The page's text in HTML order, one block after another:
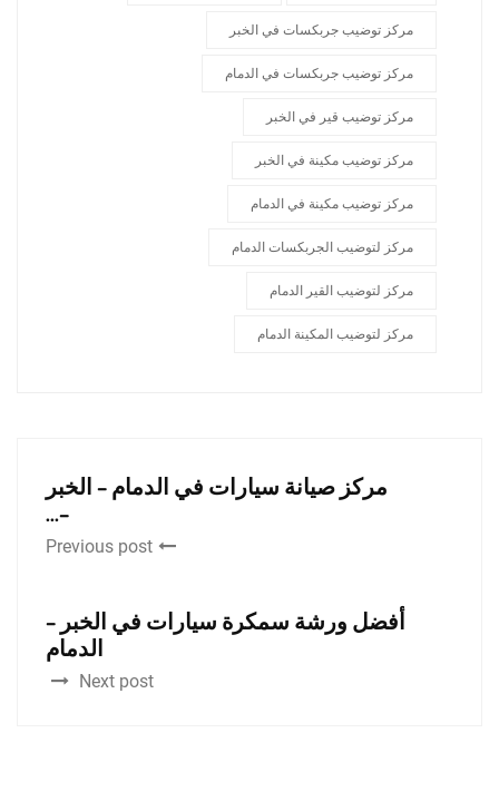
مركز توضيب جربكسات في الخبر
مركز توضيب جربكسات في الدمام
مركز توضيب قير في الخبر
مركز توضيب مكينة في الخبر
مركز توضيب مكينة في الدمام
مركز لتوضيب الجربكسات الدمام
مركز لتوضيب القير الدمام
مركز لتوضيب المكينة الدمام
مركز صيانة سيارات في الدمام – الخبر
–...
Previous post
أفضل ورشة سمكرة سيارات في الخبر –
الدمام
Next post